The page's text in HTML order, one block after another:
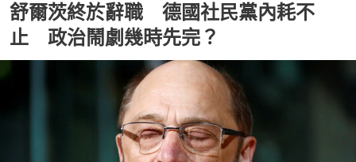
舒爾茨終於辭職 德國社民黨內耗不
止 政治鬧劇幾時先完？